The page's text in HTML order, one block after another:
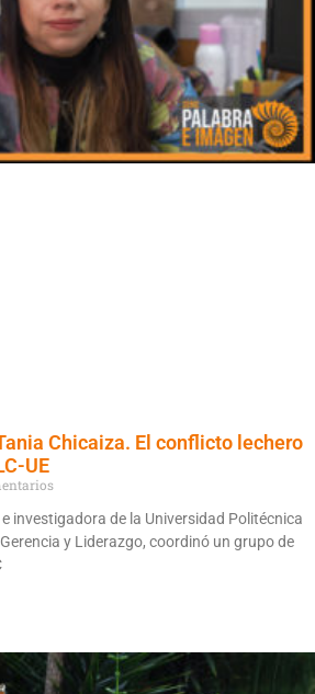
Chicaiza. El conflicto lechero
UE
investigadora de la Universidad Politécnica
y Liderazgo, coordinó un grupo de